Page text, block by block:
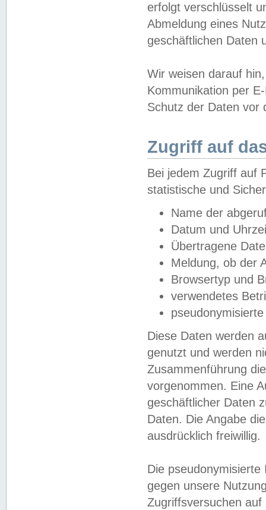
erfolgt verschlüsselt
Abmeldung eines
geschäftlichen Daten
Wir weisen darauf
Kommunikation per
Schutz der Daten vor
Zugriff auf
Bei jedem Zugriff auf
statistische und
Name der
Datum und
Übertragene
Meldung, ob der
Browsertyp und
verwendetes
Diese Daten werden
genutzt und werden
Zusammenführung
vorgenommen. Eine
geschäftlicher Daten
Daten. Die Angabe
ausdrücklich freiwillig.
Die
gegen unsere
Zugriffsversuchen